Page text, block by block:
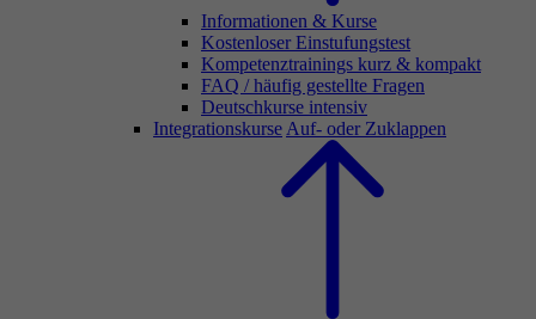
Informationen & Kurse
Kostenloser Einstufungstest
Kompetenztrainings kurz & kompakt
FAQ / häufig gestellte Fragen
Deutschkurse intensiv
Integrationskurse Auf- oder Zuklappen